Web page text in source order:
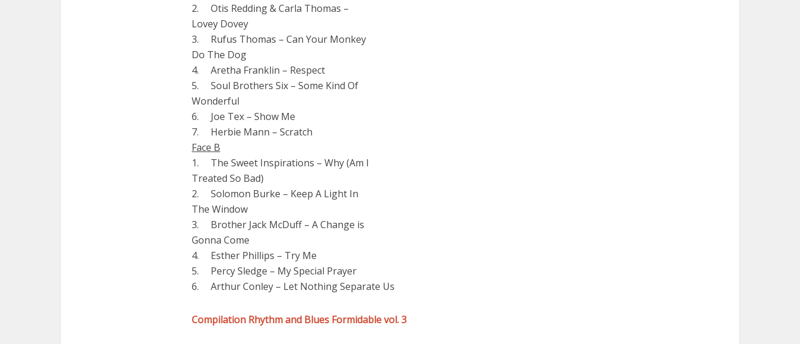
2. Otis Redding & Carla Thomas –
Lovey Dovey
3. Rufus Thomas – Can Your Monkey
Do The Dog
4. Aretha Franklin – Respect
5. Soul Brothers Six – Some Kind Of
Wonderful
6. Joe Tex – Show Me
7. Herbie Mann – Scratch
Face B
1. The Sweet Inspirations – Why (Am I
Treated So Bad)
2. Solomon Burke – Keep A Light In
The Window
3. Brother Jack McDuff – A Change is
Gonna Come
4. Esther Phillips – Try Me
5. Percy Sledge – My Special Prayer
6. Arthur Conley – Let Nothing Separate Us
Compilation Rhythm and Blues Formidable vol. 3